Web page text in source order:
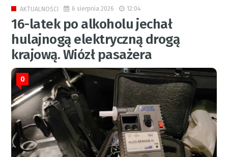
AKTUALNOŚCI 6 sierpnia 2026 12:04
16-latek po alkoholu jechał
hulajnogą elektryczną drogą
krajową. Wiózł pasażera
0